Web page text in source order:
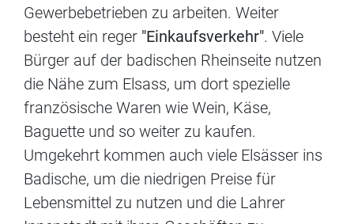
Gewerbebetrieben zu arbeiten. Weiter
besteht ein reger "Einkaufsverkehr". Viele
Bürger auf der badischen Rheinseite nutzen
die Nähe zum Elsass, um dort spezielle
französische Waren wie Wein, Käse,
Baguette und so weiter zu kaufen.
Umgekehrt kommen auch viele Elsässer ins
Badische, um die niedrigen Preise für
Lebensmittel zu nutzen und die Lahrer